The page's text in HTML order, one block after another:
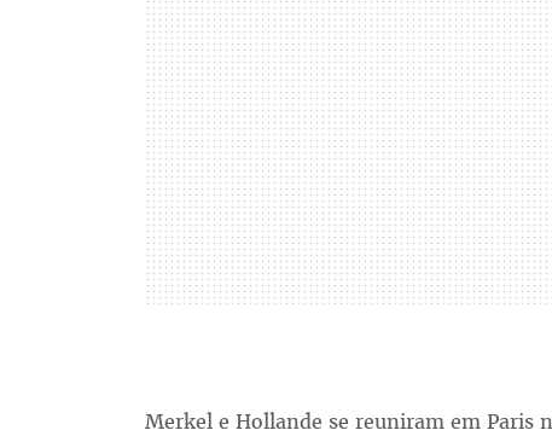
Merkel e Hollande se reuniram em